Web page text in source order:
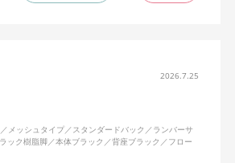
ング用を選びました。とにかく動きが滑ら
巡り会えてとても嬉しいです。
2026.7.25
メッシュタイプ／スタンダードバック／ランバーサ
ック樹脂脚／本体ブラック／背座ブラック／フロー